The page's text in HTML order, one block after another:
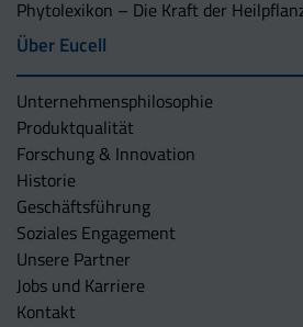
Phytolexikon – Die Kraft der
Über Eucell
Unternehmens­philosophie
Produktqualität
Forschung & Innovation
Historie
Geschäftsführung
Soziales Engagement
Unsere Partner
Jobs und Karriere
Kontakt